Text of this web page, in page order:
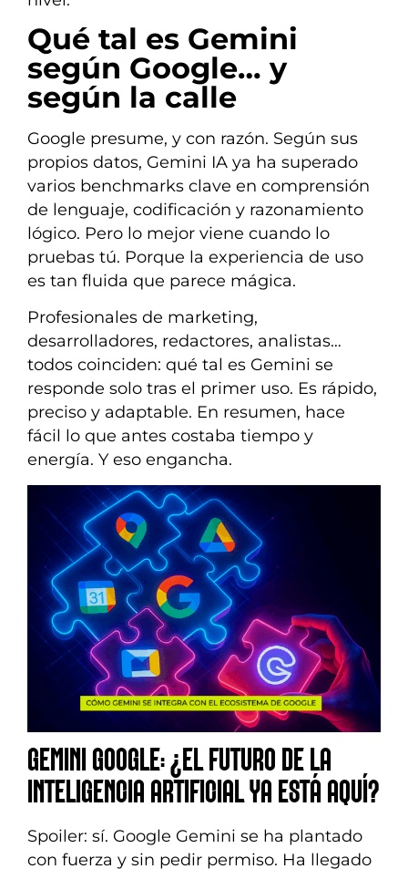
Qué tal es Gemini
según Google… y
según la calle
Google presume, y con razón. Según sus
propios datos, Gemini IA ya ha superado
varios benchmarks clave en comprensión
de lenguaje, codificación y razonamiento
lógico. Pero lo mejor viene cuando lo
pruebas tú. Porque la experiencia de uso
es tan fluida que parece mágica.
Profesionales de marketing,
desarrolladores, redactores, analistas…
todos coinciden: qué tal es Gemini se
responde solo tras el primer uso. Es rápido,
preciso y adaptable. En resumen, hace
fácil lo que antes costaba tiempo y
energía. Y eso engancha.
GEMINI GOOGLE: ¿EL FUTURO DE LA
INTELIGENCIA ARTIFICIAL YA ESTÁ AQUÍ?
Spoiler: sí. Google Gemini se ha plantado
con fuerza y sin pedir permiso. Ha llegado